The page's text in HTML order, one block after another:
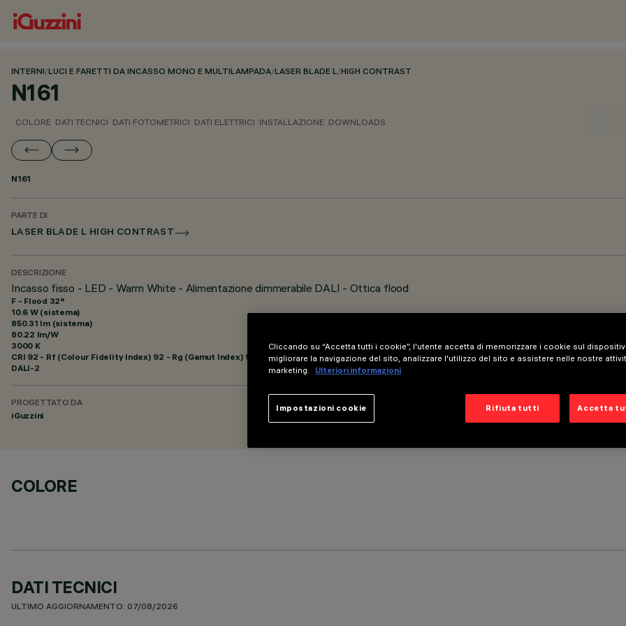
INTERNI/LUCI E FARETTI DA INCASSO MONO E MULTILAMPADA/LASER BLADE L/HIGH CONTRAST
N161
COLORE DATI TECNICI DATI FOTOMETRICI DATI ELETTRICI INSTALLAZIONE DOWNLOADS
N161
PARTE DI
LASER BLADE L HIGH CONTRAST
DESCRIZIONE
Incasso fisso - LED - Warm White - Alimentazione dimmerabile DALI - Ottica flood
F - Flood 32°
10.6 W (sistema)
850.31 lm (sistema)
80.22 lm/W
3000 K
CRI 92 - Rf (Colour Fidelity Index) 92 - Rg (Gamut Index) 99
DALI-2
PROGETTATO DA
iGuzzini
COLORE
DATI TECNICI
ULTIMO AGGIORNAMENTO: 07/08/2026
Cliccando su “Accetta tutti i cookie”, l'utente accetta di memorizzare i cookie sul
migliorare la navigazione del sito, analizzare l'utilizzo del sito e assistere nelle nostre
marketing.
Ulteriori informazioni
Rifiuta tutti Accetta
Impostazioni cookie